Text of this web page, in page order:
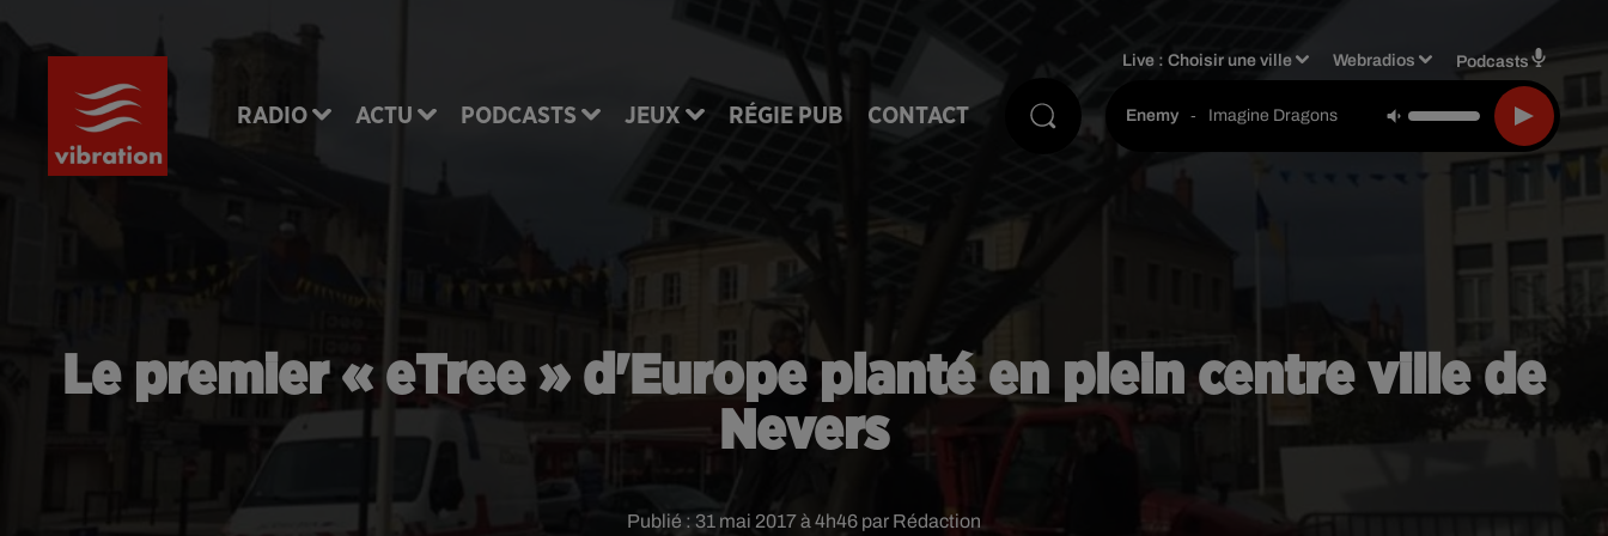
RADIO ACTU PODCASTS JEUX RÉGIE PUB CONTACT
Live :Choisir une ville Webradios Podcasts
Enemy - Imagine Dragons
Le premier « eTree » d'Europe planté en plein centre ville de
Nevers
Publié : 31 mai 2017 à 4h46 par Rédaction